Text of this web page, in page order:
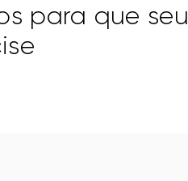
para que